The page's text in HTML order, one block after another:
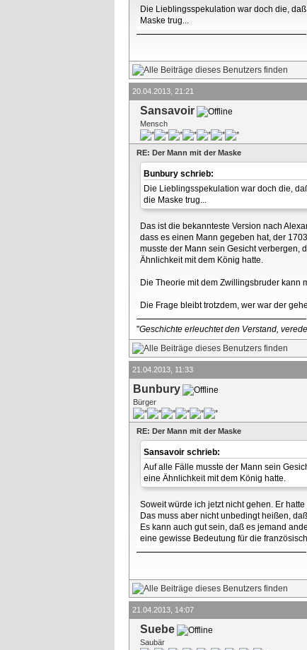
Die Lieblingsspekulation war doch die,
Maske trug...
20.04.2013, 21:21
Sansavoir
Mensch
RE: Der Mann mit der Maske
Bunbury schrieb:
Die Lieblingsspekulation war doch die,
die Maske trug...
Das ist die bekannteste Version nach
dass es einen Mann gegeben hat, der
musste der Mann sein Gesicht verbergen,
Ähnlichkeit mit dem König hatte.
Die Theorie mit dem Zwillingsbruder kann
Die Frage bleibt trotzdem, wer war der
"Geschichte erleuchtet den Verstand,
21.04.2013, 11:33
Bunbury
Bürger
RE: Der Mann mit der Maske
Sansavoir schrieb:
Auf alle Fälle musste der Mann sein
eine Ähnlichkeit mit dem König hatte.
Soweit würde ich jetzt nicht gehen. Er
Das muss aber nicht unbedingt heißen,
Es kann auch gut sein, daß es jemand
eine gewisse Bedeutung für die
21.04.2013, 14:07
Suebe
Saubär